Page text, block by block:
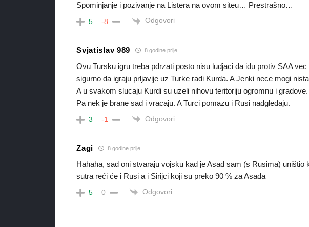
Spominjanje i pozivanje na Listera na ovom siteu… Prestrašno…
5 -8 Odgovori
Svjatislav 989 8 godine prije
Ovu Tursku igru treba pdrzati posto nisu ludjaci da idu protiv SAA
sigurno da igraju prljavije uz Turke radi Kurda. A Jenki nece mogi
A u svakom slucaju Kurdi su uzeli nihovu teritoriju ogromnu i gradove.
Pa nek je brane sad i vracaju. A Turci pomazu i Rusi nadgledaju.
3 -1 Odgovori
Zagi 8 godine prije
Hahaha, sad oni stvaraju vojsku kad je Asad sam (s Rusima)
sutra reći će i Rusi a i Sirijci koji su preko 90 % za Asada
5 0 Odgovori